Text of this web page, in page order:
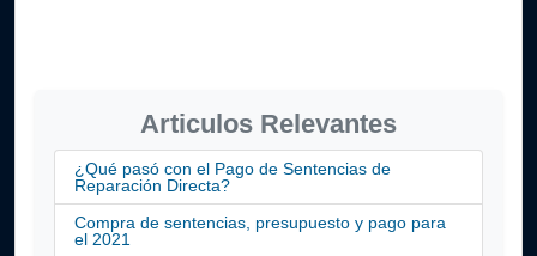
Articulos Relevantes
¿Qué pasó con el Pago de Sentencias de
Reparación Directa?
Compra de sentencias, presupuesto y pago para
el 2021